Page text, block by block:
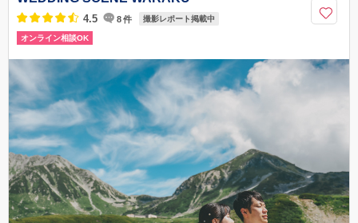
4.5 8件 撮影レポート掲載中
オンライン相談OK